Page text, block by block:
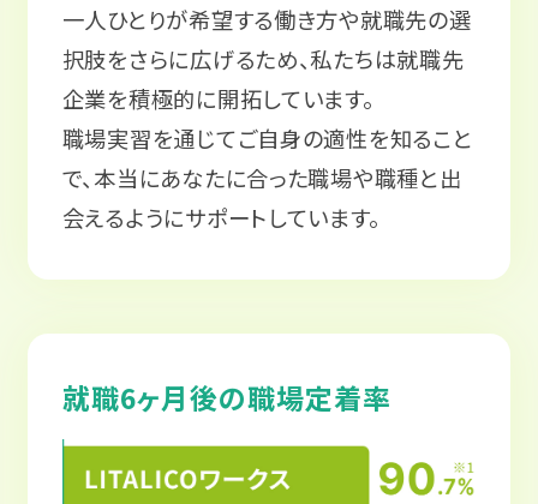
一人ひとりが希望する働き方や就職先の選
択肢をさらに広げるため、私たちは就職先
企業を積極的に開拓しています。
職場実習を通じてご自身の適性を知ること
で、本当にあなたに合った職場や職種と出
会えるようにサポートしています。
就職6ヶ月後の職場定着率